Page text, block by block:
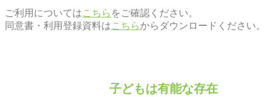
ご利用についてはこちら をご確認ください。
同意書・利用登録資料はこちらからダウンロードください。
子どもは有能な存在